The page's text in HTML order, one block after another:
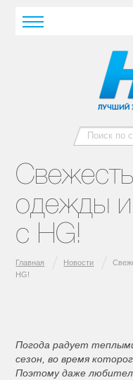
одежды
с HG!
Главная Новости
HG!
Погода радует
сезон, во время
Поэтому даже